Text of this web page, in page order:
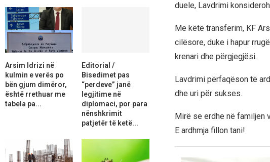
duele, Lavdrimi
Me këtë transferim, KF
cilësore, duke i hapur
krenari dhe përgjegjësi.
Lavdrimi përfaqëson të
dhe uri për sukses.
Mirë se erdhe në familjen
E ardhmja fillon tani!
Arsim Idrizi në
kulmin e verës po
bën gjum dimëror,
është rrethuar me
tabela pa...
Editorial /
Bisedimet pas
“perdeve” janë
legjitime në
diplomaci, por para
nënshkrimit
patjetër të ketë...